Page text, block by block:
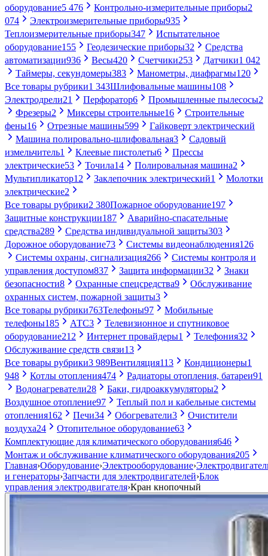
оборудование5 476 Контрольно-измерительные приборы2
074
Электроизмерительные приборы935
Теплоизмерительные приборы347
Испытательное
оборудование155 Геодезические приборы32
Средства
автоматизации936 Весы420 Счетчики253 Датчики1 042
Таймеры, секундомеры383 Манометры, диафрагмы120
Все товары рубрики1 343Шлифовальные машины108
Электродрели21 Перфоратор6 Промышленные пылесосы2
Фрезеры2 Миксеры строительные16
Строительные
фены16 Отрезные машины599
Гайковерт электрический
Машина полировально-шлифовальная3
Садовый
измельчитель1 Клеевые пистолеты6
Прессы
электрические53 Точила14 Полировальная машина2
Мультипликатор12 Заклепочник электрический1
Молотки
электрические2
Все товары рубрики2 380Пожарное оборудование197
Защитные конструкции187
Аварийно-спасательные
средства289 Средства индивидуальной защиты303
Дорожное оборудование73 Системы видеонаблюдения126
Системы охраны, сигнализация266
Системы контроля и
управления доступом837 Защита информации32
Знаки
безопасности8 Охранные спецсредства9
Обслуживание
охранных систем, пожарной защиты3
Все товары рубрики763Телефоны97
Мобильные
телефоны185 АТС3
Телевизионное и спутниковое
оборудование212 Интернет провайдеры1 Телефония32
Обслуживание средств связи13
Все товары рубрики3 989Вентиляция113 Кондиционеры1
948
Котлы отопления474 Радиаторы отопления, батареи91
Водонагреватели28 Баки, гидроаккумуляторы2
Воздушное отопление97
Теплый пол и кабельные системы
отопления162 Печи34 Обогреватели3
Очистители
воздуха24 Отопительное оборудование63
Комплектующие для климатического оборудования646
Монтаж и обслуживание климатического оборудования205
Главная›Оборудование›Электрооборудование›
и генераторы›Запчасти для электродвигателей›Блок
управления электродвигателя›Кран кнопочный